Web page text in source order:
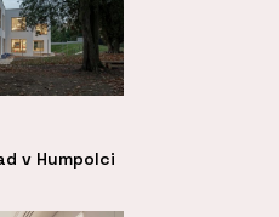
v Humpolci